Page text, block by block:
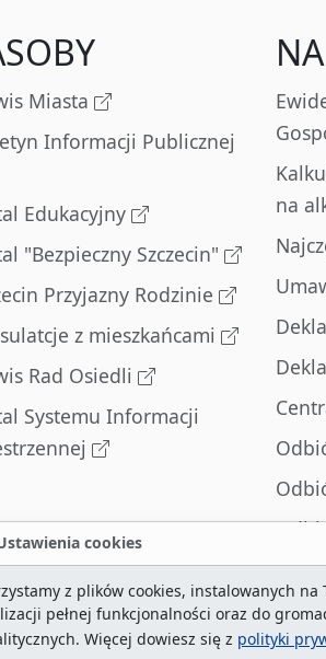
cookies
z plików cookies, instalowanych
pełnej funkcjonalności oraz do
Więcej dowiesz się z polityki
Miasta
Informacji Publicznej
Edukacyjny
"Bezpieczny Szczecin"
Przyjazny Rodzinie
z mieszkańcami
Rad Osiedli
Systemu Informacji
na